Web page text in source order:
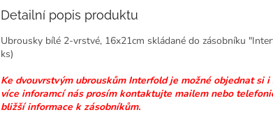
Detailní popis produktu
Ubrousky bílé 2-vrstvé, 16x21cm skládané do zásobníku
ks)
Ke dvouvrstvým ubrouskům Interfold je možné objednat si i
více inforamcí nás prosím kontaktujte mailem nebo
bližší informace k zásobníkům.